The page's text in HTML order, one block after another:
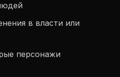
в власти или
персонажи